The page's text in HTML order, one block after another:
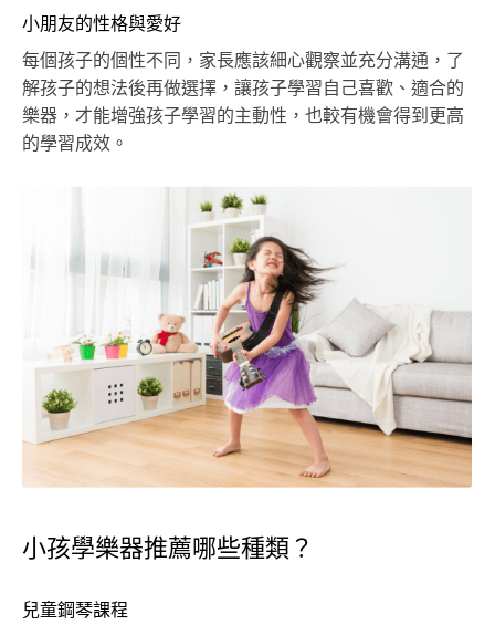
小朋友的性格與愛好
每個孩子的個性不同，家長應該細心觀察並充分溝通，了
解孩子的想法後再做選擇，讓孩子學習自己喜歡、適合的
樂器，才能增強孩子學習的主動性，也較有機會得到更高
的學習成效。
小孩學樂器推薦哪些種類？
兒童鋼琴課程